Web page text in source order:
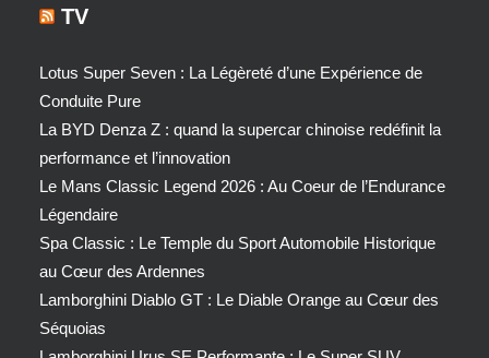
TV
Lotus Super Seven : La Légèreté d’une Expérience de
Conduite Pure
La BYD Denza Z : quand la supercar chinoise redéfinit la
performance et l’innovation
Le Mans Classic Legend 2026 : Au Coeur de l’Endurance
Légendaire
Spa Classic : Le Temple du Sport Automobile Historique
au Cœur des Ardennes
Lamborghini Diablo GT : Le Diable Orange au Cœur des
Séquoias